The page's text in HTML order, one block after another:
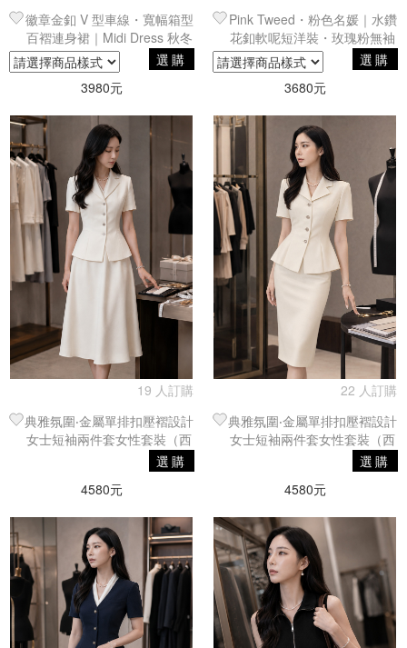
徽章金釦 V 型車線・寬幅箱型
百褶連身裙｜Midi Dress 秋冬
結構感碳灰無袖皮帶收腰小禮
服
選購
3980元
Pink Tweed・粉色名媛｜水鑽
花釦軟呢短洋裝・玫瑰粉無袖
四口袋連身裙
選購
3680元
19 人訂購
典雅氛圍‧金屬單排扣壓褶設計
女士短袖兩件套女性套裝（西
選購
4580元
22 人訂購
典雅氛圍‧金屬單排扣壓褶設計
女士短袖兩件套女性套裝（西
裝外套｜半身裙）選購
4580元